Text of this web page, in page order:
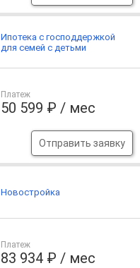
Платеж
50 599 ₽ / мес
Отправить заявку
Ипотека с господдержкой
для семей с детьми
Платеж
83 934 ₽ / мес
Новостройка